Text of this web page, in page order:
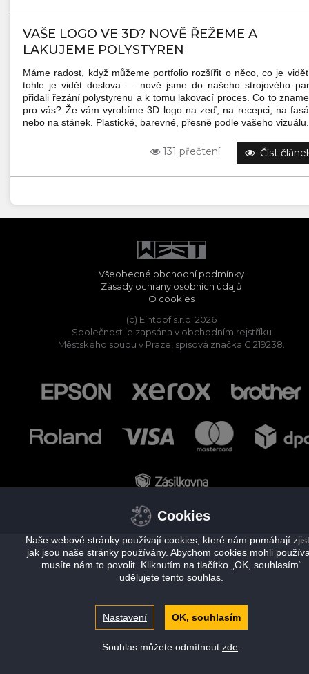
VAŠE LOGO VE 3D? NOVĚ ŘEŽEME A
LAKUJEME POLYSTYREN
Máme radost, když můžeme portfolio rozšířit o něco, co je
tohle je vidět doslova — nově jsme do našeho strojového
přidali řezání polystyrenu a k tomu lakovací proces. Co to
pro vás? Že vám vyrobíme 3D logo na zeď, na recepci, na
nebo na stánek. Plastické, barevné, přesně podle vašeho vizuálu.
131 přečtení Číst
Všeobecné obchodní podmínky
Zásady ochrany osobních údajů
O cookies
(c) Eintopf s.r.o. 2026
Společnost je zapsána v obchodním rejstříku
Městského soudu v Praze, spisová značka C 219238.
Cookies
Naše webové stránky používají cookies, které nám pomáhají
jak jsou naše stránky používány. Abychom cookies mohli
musíte nám to povolit. Kliknutím na tlačítko „OK, souhlasím“
udělujete tento souhlas.
Nastavení OK, souhlasím
Souhlas můžete odmítnout zde